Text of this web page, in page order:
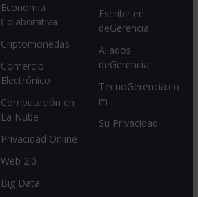
Economia
Colaborativa
Criptomonedas
Comercio
Electrónico
Computación en
La Nube
Privacidad Online
Web 2.0
Big Data
Escribir en
deGerencia
Aliados
deGerencia
TecnoGerencia.co
m
Su Privacidad